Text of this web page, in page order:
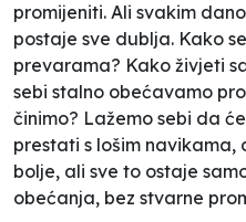
promijeniti. Ali svakim
postaje sve dublja. Kako
prevarama? Kako živjeti
sebi stalno obećavamo
činimo? Lažemo sebi da
prestati s lošim
bolje, ali sve to ostaje
obećanja, bez stvarne